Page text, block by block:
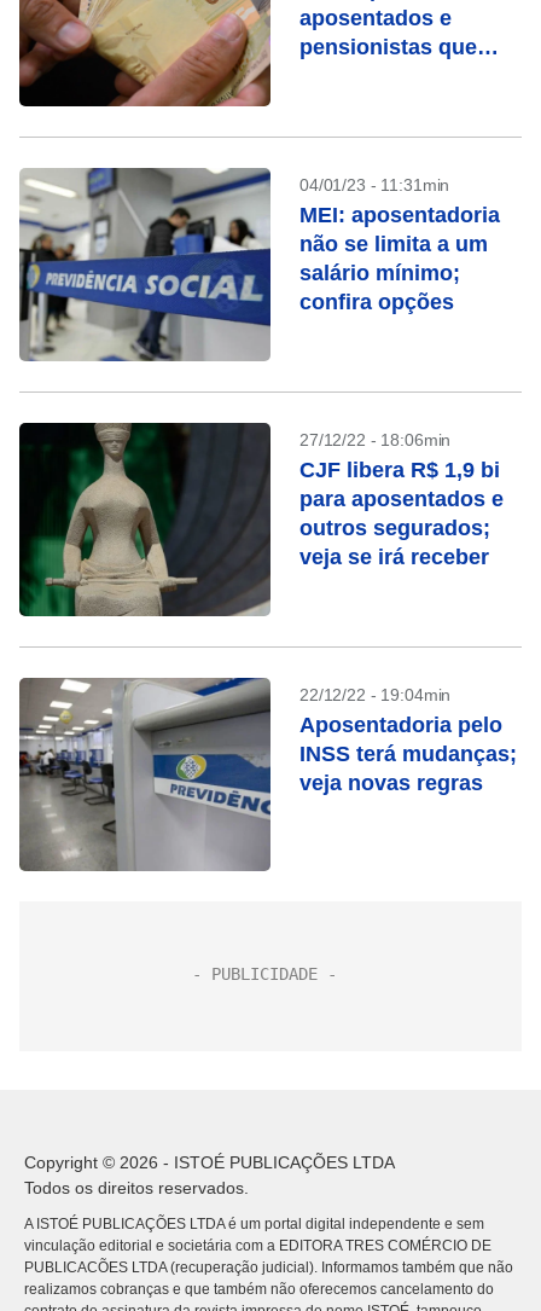
aposentados e
pensionistas que
04/01/23 - 11:31min
MEI: aposentadoria
não se limita a um
salário mínimo;
confira opções
27/12/22 - 18:06min
CJF libera R$ 1,9 bi
para aposentados e
outros segurados;
veja se irá receber
22/12/22 - 19:04min
Aposentadoria pelo
INSS terá mudanças;
veja novas regras
Copyright © 2026 - ISTOÉ PUBLICAÇÕES LTDA
Todos os direitos reservados.
A ISTOÉ PUBLICAÇÕES LTDA é um portal digital independente e sem
vinculação editorial e societária com a EDITORA TRES COMÉRCIO DE
PUBLICACÕES LTDA (recuperação judicial). Informamos também que não
realizamos cobranças e que também não oferecemos cancelamento do